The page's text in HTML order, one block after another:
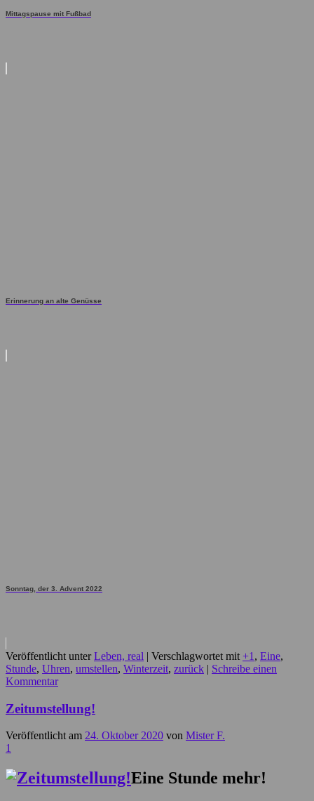
Mittagspause mit Fußbad
Erinnerung an alte Genüsse
Sonntag, der 3. Advent 2022
Veröffentlicht unter Leben, real | Verschlagwortet mit +1 , Eine,
Stunde, Uhren, umstellen, Winterzeit, zurück | Schreibe einen
Kommentar
Zeitumstellung!
Veröffentlicht am 24. Oktober 2020 von Mister F.
1
Eine Stunde mehr!